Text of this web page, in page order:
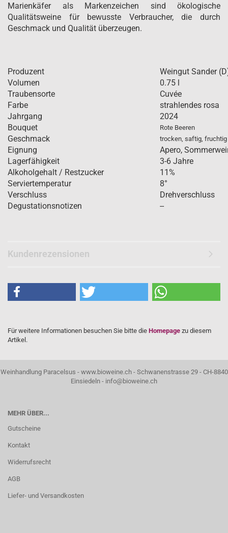
Marienkäfer als Markenzeichen sind ökologische
Qualitätsweine für bewusste Verbraucher, die durch
Geschmack und Qualität überzeugen.
Produzent
Weingut Sander
Volumen
0.75 l
Traubensorte
Cuvée
Farbe
strahlendes rosa
Jahrgang
2024
Bouquet
Rote Beeren
Geschmack trocken, saftig, fruchtig
Eignung
Apero,
Lagerfähigkeit
3-6 Jahre
Alkoholgehalt / Restzucker
11%
Serviertemperatur
8°
Verschluss
Drehverschluss
Degustationsnotizen
--
Kundenrezensionen
Für weitere Informationen besuchen Sie bitte die Homepage zu diesem
Artikel.
Weinhandlung Paracelsus - www.bioweine.ch - Schwanenstrasse 29 - CH-8840
Einsiedeln - info@bioweine.ch
MEHR ÜBER...
Gutscheine
Kontakt
Widerrufsrecht
AGB
Liefer- und Versandkosten